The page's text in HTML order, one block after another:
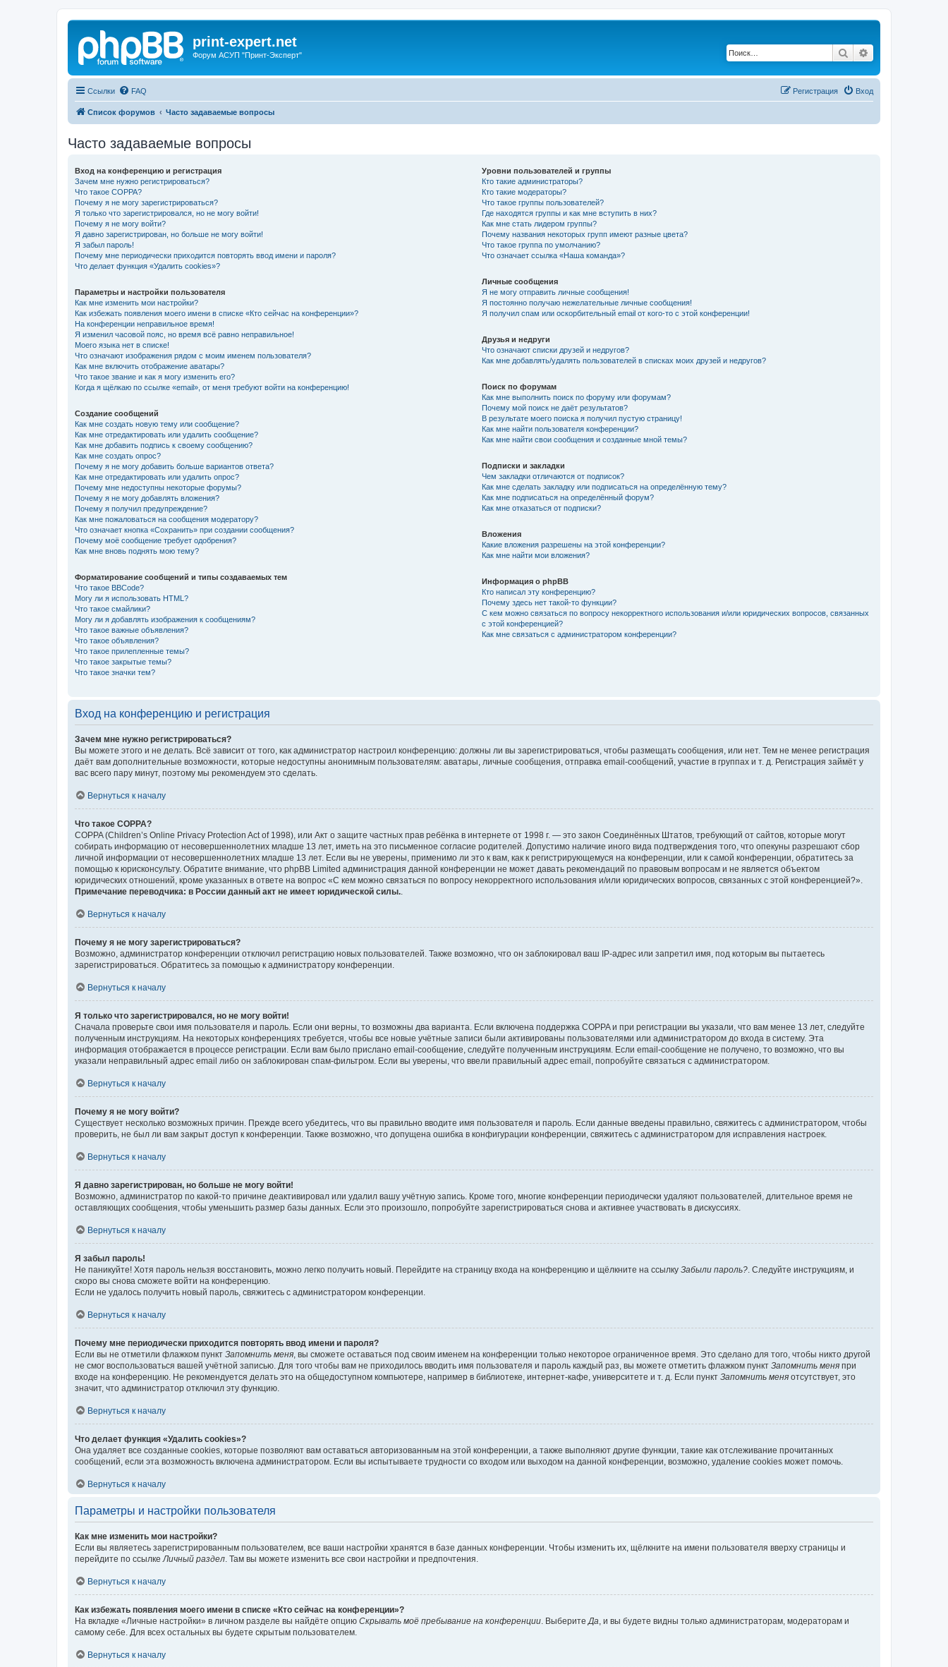
print-expert.net
Форум АСУП "Принт-Эксперт" Поиск
Ссылки FAQ Вход
Регистрация
Список форумов Часто задаваемые вопросы
Часто задаваемые вопросы
Вход на конференцию и регистрация
Зачем мне нужно регистрироваться?
Что такое COPPA?
Почему я не могу зарегистрироваться?
Я только что зарегистрировался, но не могу войти!
Почему я не могу войти?
Я давно зарегистрирован, но больше не могу войти!
Я забыл пароль!
Почему мне периодически приходится повторять ввод имени и пароля?
Что делает функция «Удалить cookies»?
Параметры и настройки пользователя
Как мне изменить мои настройки?
Как избежать появления моего имени в списке «Кто сейчас на конференции»?
На конференции неправильное время!
Я изменил часовой пояс, но время всё равно неправильное!
Моего языка нет в списке!
Что означают изображения рядом с моим именем пользователя?
Как мне включить отображение аватары?
Что такое звание и как я могу изменить его?
Когда я щёлкаю по ссылке «email», от меня требуют войти на конференцию!
Создание сообщений
Как мне создать новую тему или сообщение?
Как мне отредактировать или удалить сообщение?
Как мне добавить подпись к своему сообщению?
Как мне создать опрос?
Почему я не могу добавить больше вариантов ответа?
Как мне отредактировать или удалить опрос?
Почему мне недоступны некоторые форумы?
Почему я не могу добавлять вложения?
Почему я получил предупреждение?
Как мне пожаловаться на сообщения модератору?
Что означает кнопка «Сохранить» при создании сообщения?
Почему моё сообщение требует одобрения?
Как мне вновь поднять мою тему?
Форматирование сообщений и типы создаваемых тем
Что такое BBCode?
Могу ли я использовать HTML?
Что такое смайлики?
Могу ли я добавлять изображения к сообщениям?
Что такое важные объявления?
Что такое объявления?
Что такое прилепленные темы?
Что такое закрытые темы?
Что такое значки тем?
Уровни пользователей и группы
Кто такие администраторы?
Кто такие модераторы?
Что такое группы пользователей?
Где находятся группы и как мне вступить в них?
Как мне стать лидером группы?
Почему названия некоторых групп имеют разные цвета?
Что такое группа по умолчанию?
Что означает ссылка «Наша команда»?
Личные сообщения
Я не могу отправить личные сообщения!
Я постоянно получаю нежелательные личные сообщения!
Я получил спам или оскорбительный email от кого-то с этой конференции!
Друзья и недруги
Что означают списки друзей и недругов?
Как мне добавлять/удалять пользователей в списках моих друзей и недругов?
Поиск по форумам
Как мне выполнить поиск по форуму или форумам?
Почему мой поиск не даёт результатов?
В результате моего поиска я получил пустую страницу!
Как мне найти пользователя конференции?
Как мне найти свои сообщения и созданные мной темы?
Подписки и закладки
Чем закладки отличаются от подписок?
Как мне сделать закладку или подписаться на определённую тему?
Как мне подписаться на определённый форум?
Как мне отказаться от подписки?
Вложения
Какие вложения разрешены на этой конференции?
Как мне найти мои вложения?
Информация о phpBB
Кто написал эту конференцию?
Почему здесь нет такой-то функции?
С кем можно связаться по вопросу некорректного использования и/или юридических вопросов, связанных
с этой конференцией?
Как мне связаться с администратором конференции?
Вход на конференцию и регистрация
Зачем мне нужно регистрироваться?
Вы можете этого и не делать. Всё зависит от того, как администратор настроил конференцию: должны ли вы зарегистрироваться, чтобы размещать сообщения, или нет. Тем не менее регистрация
даёт вам дополнительные возможности, которые недоступны анонимным пользователям: аватары, личные сообщения, отправка email-сообщений, участие в группах и т. д. Регистрация займёт у
вас всего пару минут, поэтому мы рекомендуем это сделать.
Вернуться к началу
Что такое COPPA?
COPPA (Children’s Online Privacy Protection Act of 1998), или Акт о защите частных прав ребёнка в интернете от 1998 г. — это закон Соединённых Штатов, требующий от сайтов, которые могут
собирать информацию от несовершеннолетних младше 13 лет, иметь на это письменное согласие родителей. Допустимо наличие иного вида подтверждения того, что опекуны разрешают сбор
личной информации от несовершеннолетних младше 13 лет. Если вы не уверены, применимо ли это к вам, как к регистрирующемуся на конференции, или к самой конференции, обратитесь за
помощью к юрисконсульту. Обратите внимание, что phpBB Limited администрация данной конференции не может давать рекомендаций по правовым вопросам и не является объектом
юридических отношений, кроме указанных в ответе на вопрос «С кем можно связаться по вопросу некорректного использования и/или юридических вопросов, связанных с этой конференцией?».
Примечание переводчика: в России данный акт не имеет юридической силы.
Вернуться к началу
Почему я не могу зарегистрироваться?
Возможно, администратор конференции отключил регистрацию новых пользователей. Также возможно, что он заблокировал ваш IP-адрес или запретил имя, под которым вы пытаетесь
зарегистрироваться. Обратитесь за помощью к администратору конференции.
Вернуться к началу
Я только что зарегистрировался, но не могу войти!
Сначала проверьте свои имя пользователя и пароль. Если они верны, то возможны два варианта. Если включена поддержка COPPA и при регистрации вы указали, что вам менее 13 лет, следуйте
полученным инструкциям. На некоторых конференциях требуется, чтобы все новые учётные записи были активированы пользователями или администратором до входа в систему. Эта
информация отображается в процессе регистрации. Если вам было прислано email-сообщение, следуйте полученным инструкциям. Если email-сообщение не получено, то возможно, что вы
указали неправильный адрес email либо он заблокирован спам-фильтром. Если вы уверены, что ввели правильный адрес email, попробуйте связаться с администратором.
Вернуться к началу
Почему я не могу войти?
Существует несколько возможных причин. Прежде всего убедитесь, что вы правильно вводите имя пользователя и пароль. Если данные введены правильно, свяжитесь с администратором, чтобы
проверить, не был ли вам закрыт доступ к конференции. Также возможно, что допущена ошибка в конфигурации конференции, свяжитесь с администратором для исправления настроек.
Вернуться к началу
Я давно зарегистрирован, но больше не могу войти!
Возможно, администратор по какой-то причине деактивировал или удалил вашу учётную запись. Кроме того, многие конференции периодически удаляют пользователей, длительное время не
оставляющих сообщения, чтобы уменьшить размер базы данных. Если это произошло, попробуйте зарегистрироваться снова и активнее участвовать в дискуссиях.
Вернуться к началу
Я забыл пароль!
Не паникуйте! Хотя пароль нельзя восстановить, можно легко получить новый. Перейдите на страницу входа на конференцию и щёлкните на ссылку Забыли пароль? . Следуйте инструкциям, и
скоро вы снова сможете войти на конференцию.
Если не удалось получить новый пароль, свяжитесь с администратором конференции.
Вернуться к началу
Почему мне периодически приходится повторять ввод имени и пароля?
Если вы не отметили флажком пункт Запомнить меня , вы сможете оставаться под своим именем на конференции только некоторое ограниченное время. Это сделано для того, чтобы никто другой
не смог воспользоваться вашей учётной записью. Для того чтобы вам не приходилось вводить имя пользователя и пароль каждый раз, вы можете отметить флажком пункт Запомнить меня при
входе на конференцию. Не рекомендуется делать это на общедоступном компьютере, например в библиотеке, интернет-кафе, университете и т. д. Если пункт Запомнить меня отсутствует, это
значит, что администратор отключил эту функцию.
Вернуться к началу
Что делает функция «Удалить cookies»?
Она удаляет все созданные cookies, которые позволяют вам оставаться авторизованным на этой конференции, а также выполняют другие функции, такие как отслеживание прочитанных
сообщений, если эта возможность включена администратором. Если вы испытываете трудности со входом или выходом на данной конференции, возможно, удаление cookies может помочь.
Вернуться к началу
Параметры и настройки пользователя
Как мне изменить мои настройки?
Если вы являетесь зарегистрированным пользователем, все ваши настройки хранятся в базе данных конференции. Чтобы изменить их, щёлкните на имени пользователя вверху страницы и
перейдите по ссылке Личный раздел . Там вы можете изменить все свои настройки и предпочтения.
Вернуться к началу
Как избежать появления моего имени в списке «Кто сейчас на конференции»?
На вкладке «Личные настройки» в личном разделе вы найдёте опцию Скрывать моё пребывание на конференции . Выберите Да , и вы будете видны только администраторам, модераторам и
самому себе. Для всех остальных вы будете скрытым пользователем.
Вернуться к началу